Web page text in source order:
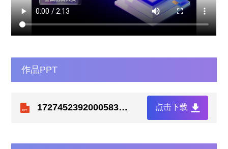
作品PPT
1727452392000583322.pptx 点击下载